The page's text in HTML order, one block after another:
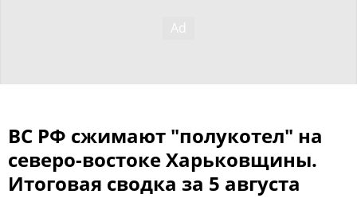
ВС РФ сжимают "полукотел" на
северо-востоке Харьковщины.
Итоговая сводка за 5 августа